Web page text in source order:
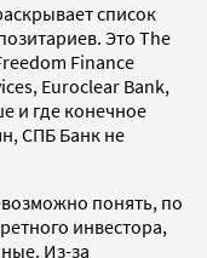
список
Это The
Finance
Euroclear Bank,
и где конечное
СПБ Банк не
понять, по
инвестора,
Из-за